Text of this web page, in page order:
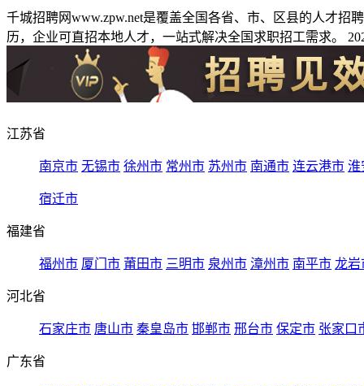
千城招聘网www.zpw.net是覆盖全国各省、市、区县的人才
历，企业可直招本地人才，一站式解决全国求职招工需求。
江苏省
南京市 无锡市 徐州市 常州市 苏州市 南通市 连云港市 淮
宿迁市
福建省
福州市 厦门市 莆田市 三明市 泉州市 漳州市 南平市 龙岩
河北省
石家庄市 唐山市 秦皇岛市 邯郸市 邢台市 保定市 张家口
广东省